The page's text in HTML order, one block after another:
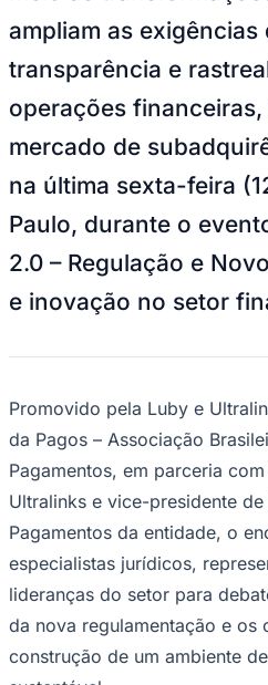
NFL
UFC
Tênis (ATP)
MLB
NHL
Atletismo
NBB
Competições de Futebol
Brasileirão Série A
Brasileirão Série B
Paulistão
Sul-Americana
Champions League
Premier League
La Liga
Bundesliga
Mundial 2026
ampliam as
transparência e
operações
mercado de
na última sexta-feira
Paulo, durante o
2.0 – Regulação e
e inovação no setor
Promovido pela Luby e
da Pagos – Associação
Pagamentos, em parceria
Ultralinks e vice-presidente
Pagamentos da entidade, o
especialistas jurídicos,
lideranças do setor para
da nova regulamentação e os
construção de um ambiente